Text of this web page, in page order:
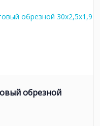
обрезной